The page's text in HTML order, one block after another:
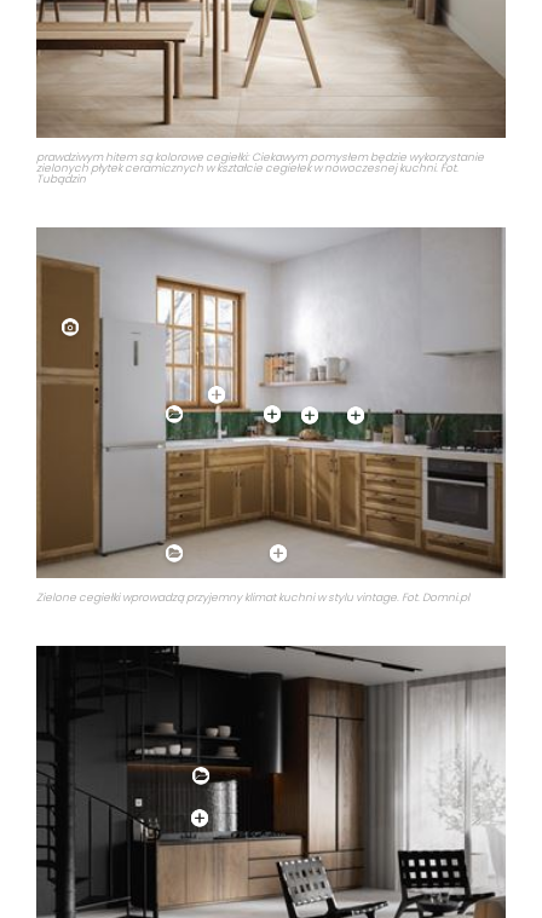
prawdziwym hitem są kolorowe cegiełki: Ciekawym pomysłem będzie wykorzystanie
zielonych płytek ceramicznych w kształcie cegiełek w nowoczesnej kuchni. Fot.
Tubądzin
Zielone cegiełki wprowadzą przyjemny klimat kuchni w stylu vintage. Fot. Domni.pl